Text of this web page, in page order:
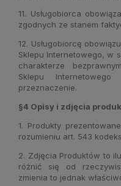
11. Usługobiorca
zgodnych ze stanem
12. Usługobiorcę
Sklepu Internetowego, w
charakterze
Sklepu
przeznaczenie.
§4 Opisy i zdjęcia
1. Produkty
rozumieniu art. 543
2. Zdjęcia Produktów to
różnić się od
zmienia to jednak